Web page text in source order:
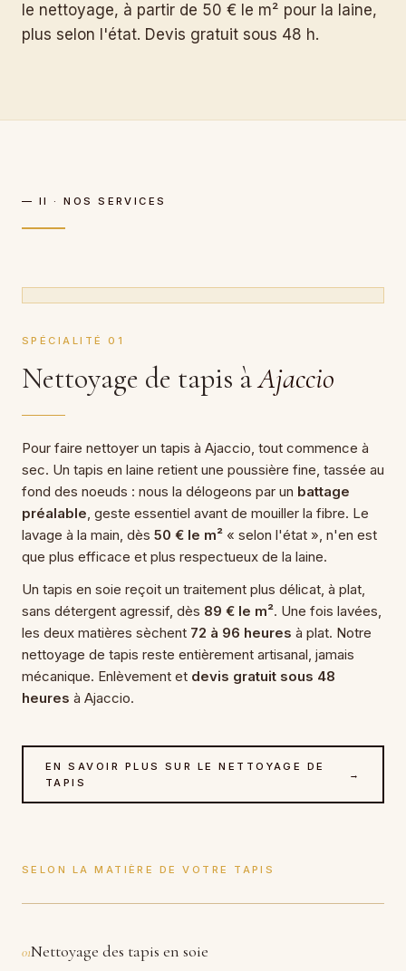
le nettoyage, à partir de 50 € le m² pour la laine,
plus selon l'état. Devis gratuit sous 48 h.
— II · NOS SERVICES
SPÉCIALITÉ 01
Nettoyage de tapis àAjaccio
Pour faire nettoyer un tapis à Ajaccio, tout commence à
sec. Un tapis en laine retient une poussière fine, tassée au
fond des noeuds : nous la délogeons par un battage
préalable , geste essentiel avant de mouiller la fibre. Le
lavage à la main, dès 50 € le m² « selon l'état », n'en est
que plus efficace et plus respectueux de la laine.
Un tapis en soie reçoit un traitement plus délicat, à plat,
sans détergent agressif, dès 89 € le m². Une fois lavées,
les deux matières sèchent 72 à 96 heures à plat. Notre
nettoyage de tapis reste entièrement artisanal, jamais
mécanique. Enlèvement et devis gratuit sous 48
heures à Ajaccio.
EN SAVOIR PLUS SUR LE NETTOYAGE DE
TAPIS
→
SELON LA MATIÈRE DE VOTRE TAPIS
01Nettoyage des tapis en soie